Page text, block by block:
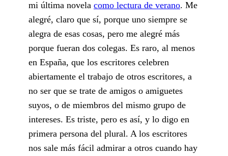
mi última novela como lectura de verano. Me
alegré, claro que sí, porque uno siempre se
alegra de esas cosas, pero me alegré más
porque fueran dos colegas. Es raro, al menos
en España, que los escritores celebren
abiertamente el trabajo de otros escritores, a
no ser que se trate de amigos o amiguetes
suyos, o de miembros del mismo grupo de
intereses. Es triste, pero es así, y lo digo en
primera persona del plural. A los escritores
nos sale más fácil admirar a otros cuando hay